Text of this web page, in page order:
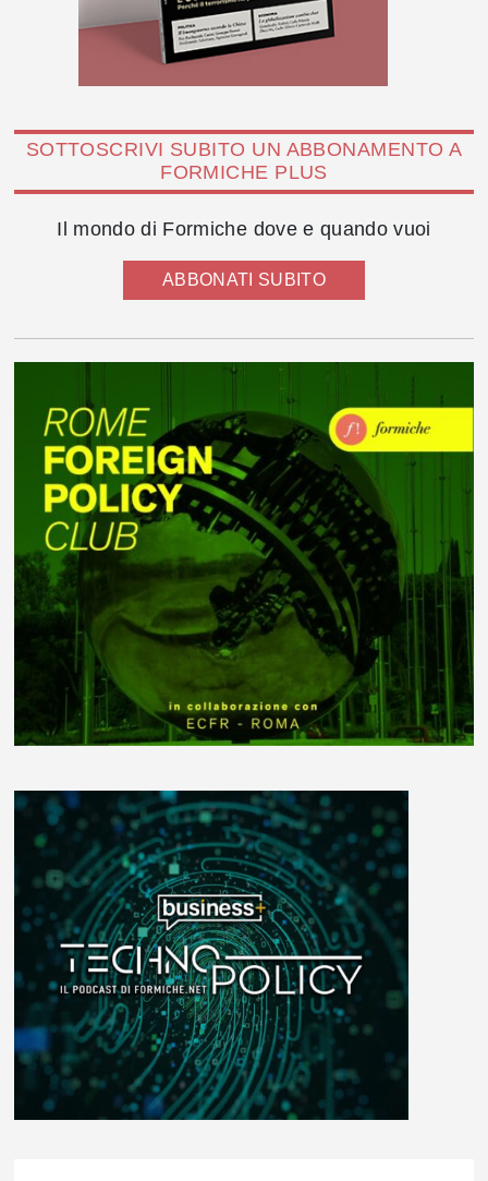
SOTTOSCRIVI SUBITO UN ABBONAMENTO A
FORMICHE PLUS
Il mondo di Formiche dove e quando vuoi
ABBONATI SUBITO